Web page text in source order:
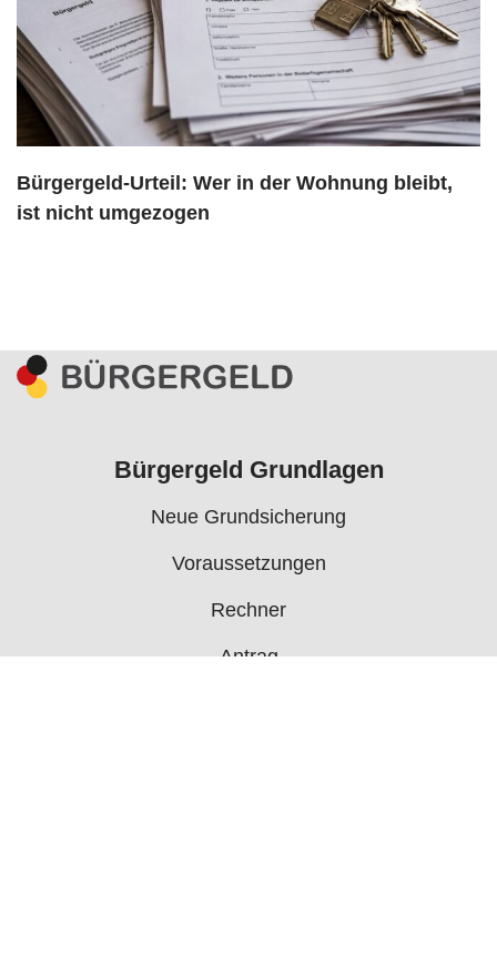
Bürgergeld-Urteil: Wer in der Wohnung bleibt,
ist nicht umgezogen
Bürgergeld Grundlagen
Neue Grundsicherung
Voraussetzungen
Rechner
Antrag